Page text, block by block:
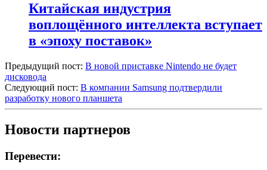
Китайская индустрия
воплощённого интеллекта вступает
в «эпоху поставок»
Предыдущий пост: В новой приставке Nintendo не будет
дисковода
Следующий пост: В компании Samsung подтвердили
разработку нового планшета
Новости партнеров
Перевести: